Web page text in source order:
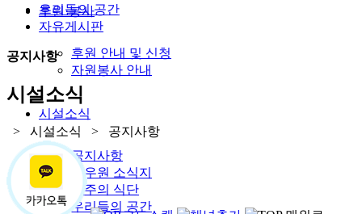
후원·봉사
후원 안내 및 신청
자원봉사 안내
시설소식
공지사항
진우원 소식지
이주의 식단
우리들의 공간
우리들의 공간
자유게시판
공지사항
시설소식
> 시설소식 > 공지사항